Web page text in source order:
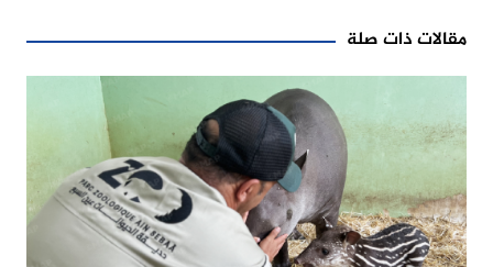
مقالات ذات صلة